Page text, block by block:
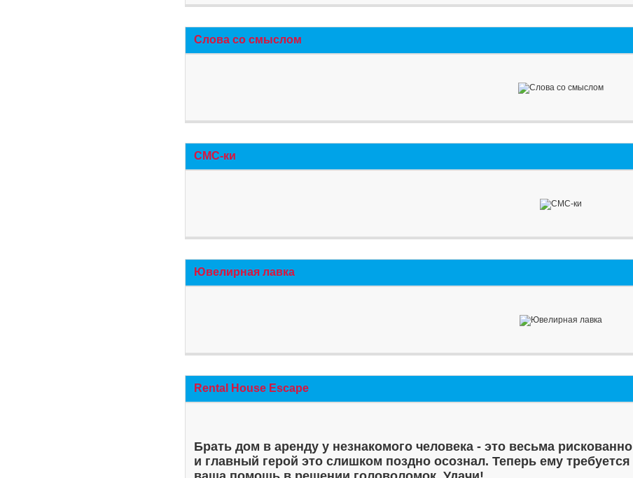
Слова со смыслом
СМС-ки
Ювелирная лавка
Rental House Escape
Брать дом в аренду у незнакомого человека - это весьма рискованно
и главный герой это слишком поздно осознал. Теперь ему требуется